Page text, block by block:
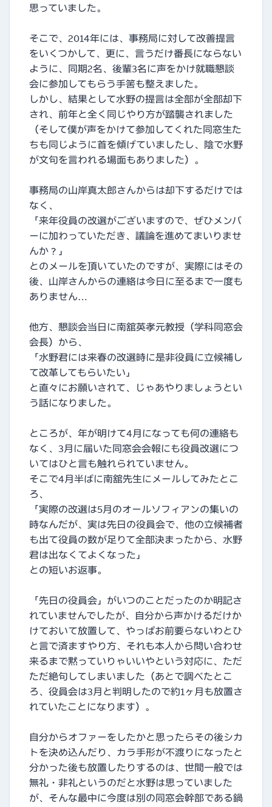
思っていました。
そこで、2014年には、事務局に対して改善提言
をいくつかして、更に、言うだけ番長にならない
ように、同期2名、後輩3名に声をかけ就職懇談
会に参加してもらう手筈も整えました。
しかし、結果として水野の提言は全部が全部却下
され、前年と全く同じやり方が踏襲されました
（そして僕が声をかけて参加してくれた同窓生た
ちも同じように首を傾げていましたし、陰で水野
が文句を言われる場面もありました）。
事務局の山岸真太郎さんからは却下するだけでは
なく、
「来年役員の改選がございますので、ぜひメンバ
ーに加わっていただき、議論を進めてまいりませ
んか？」
とのメールを頂いていたのですが、実際にはその
後、山岸さんからの連絡は今日に至るまで一度も
ありません…
他方、懇談会当日に南舘英孝元教授（学科同窓会
会長）から、
「水野君には来春の改選時に是非役員に立候補し
て改革してもらいたい」
と直々にお願いされて、じゃあやりましょうとい
う話になりました。
ところが、年が明けて4月になっても何の連絡も
なく、3月に届いた同窓会会報にも役員改選につ
いてはひと言も触れられていません。
そこで4月半ばに南舘先生にメールしてみたとこ
ろ、
「実際の改選は5月のオールソフィアンの集いの
時なんだが、実は先日の役員会で、他の立候補者
も出て役員の数が足りて全部決まったから、水野
君は出なくてよくなった」
との短いお返事。
「先日の役員会」がいつのことだったのか明記さ
れていませんでしたが、自分から声かけるだけか
けておいて放置して、やっぱお前要らないわとひ
と言で済ますやり方、それも本人から問い合わせ
来るまで黙っていりゃいいやという対応に、ただ
ただ絶句してしまいました（あとで調べたとこ
ろ、役員会は3月と判明したので約1ヶ月も放置さ
れていたことになります）。
自分からオファーをしたかと思ったらその後シカ
トを決め込んだり、カラ手形が不渡りになったと
分かった後も放置したりするのは、世間一般では
無礼・非礼というのだと水野は思っていました
が、そんな最中に今度は別の同窓会幹部である鍋